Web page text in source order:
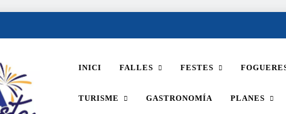
INICI FALLES FESTES
TURISME GASTRONOMÍA PLANES